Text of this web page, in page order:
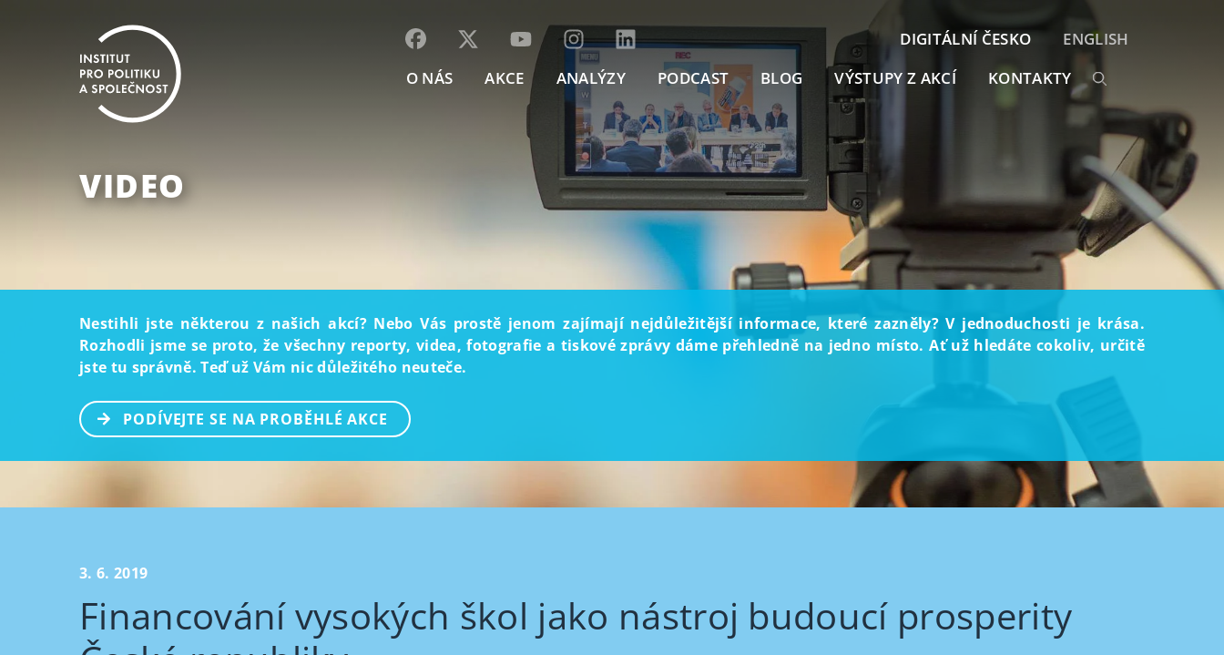
O NÁS AKCE ANALÝZY PODCAST BLOG VÝSTUPY Z AKCÍ KONTAKTY
DIGITÁLNÍ ČESKO ENGLISH
VIDEO
Nestihli jste některou z našich akcí? Nebo Vás prostě jenom zajímají nejdůležitější informace, které zazněly? V jednoduchosti je krása.
Rozhodli jsme se proto, že všechny reporty, videa, fotografie a tiskové zprávy dáme přehledně na jedno místo. Ať už hledáte cokoliv, určitě
jste tu správně. Teď už Vám nic důležitého neuteče.
PODÍVEJTE SE NA PROBĚHLÉ AKCE
3. 6. 2019
Financování vysokých škol jako nástroj budoucí prosperity